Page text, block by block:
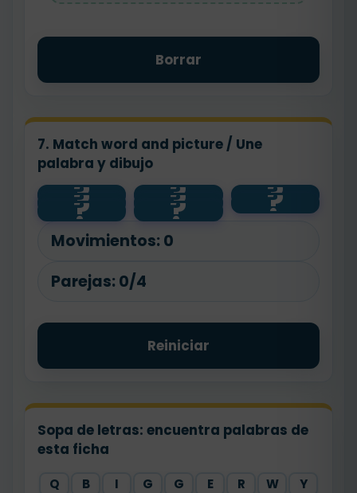
Borrar
7. Match word and picture / Une
palabra y dibujo
?
park ?
hospital ?
shop
?
school ?
🏥 ?
🌳
?
🏫 ?
🏪
Movimientos: 0
Parejas: 0/4
Reiniciar
Sopa de letras: encuentra palabras de
esta ficha
Q B I G G E R W
Y